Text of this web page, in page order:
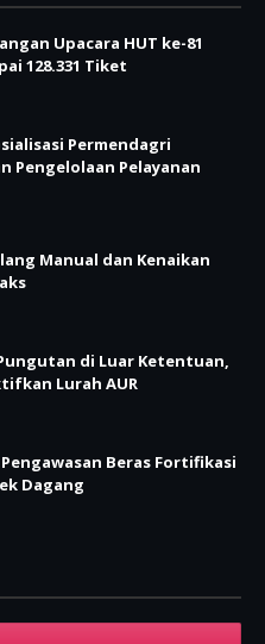
Upacara HUT ke-81
128.331 Tiket
Permendagri
Pengelolaan Pelayanan
Manual dan Kenaikan
di Luar Ketentuan,
Lurah AUR
Beras Fortifikasi
Dagang